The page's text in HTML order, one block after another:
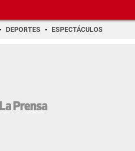
DEPORTES ESPECTÁCULOS